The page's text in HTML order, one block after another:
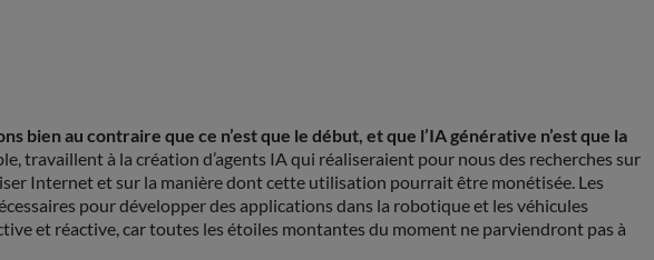
bien au contraire que ce n’est que le début, et que l’IA générative n’est que la
travaillent à la création d’agents IA qui réaliseraient pour nous des recherches sur
Internet et sur la manière dont cette utilisation pourrait être monétisée. Les
pour développer des applications dans la robotique et les véhicules
et réactive, car toutes les étoiles montantes du moment ne parviendront pas à